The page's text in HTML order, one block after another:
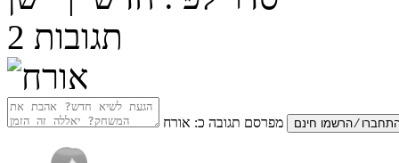
2 תגובות
מפרסם תגובה כ: אורח